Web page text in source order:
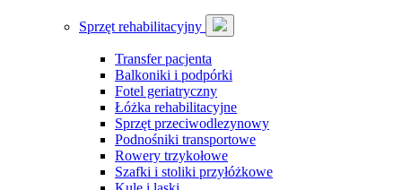
Sprzęt rehabilitacyjny
Transfer pacjenta
Balkoniki i podpórki
Fotel geriatryczny
Łóżka rehabilitacyjne
Sprzęt przeciwodlezynowy
Podnośniki transportowe
Rowery trzykołowe
Szafki i stoliki przyłóżkowe